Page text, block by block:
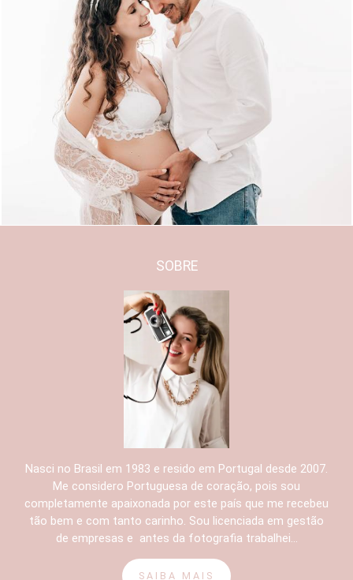
1642
SOBRE
Nasci no Brasil em 1983 e resido em Portugal desde 2007.
Me considero Portuguesa de coração, pois sou
completamente apaixonada por este país que me recebeu
tão bem e com tanto carinho. Sou licenciada em gestão
de empresas e antes da fotografia trabalhei...
SAIBA MAIS